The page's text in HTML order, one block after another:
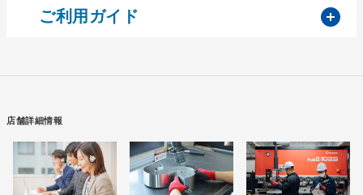
ご利用ガイド
店舗詳細情報